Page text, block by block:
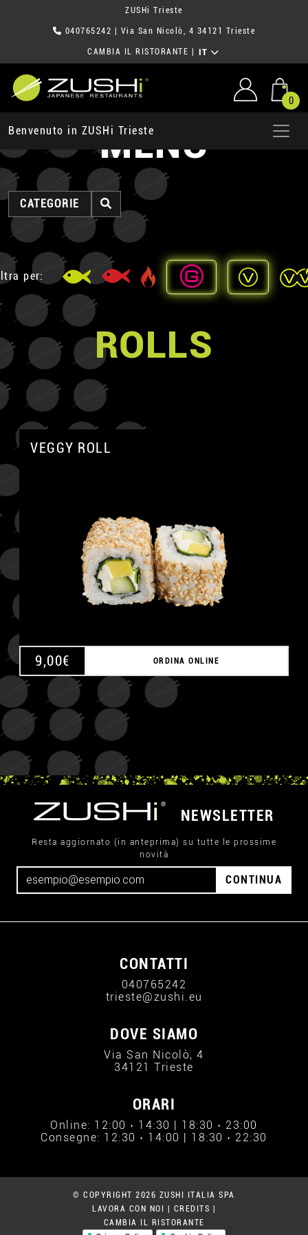
ZUSHi Trieste
040765242 | Via San Nicolò, 4 34121 Trieste
CAMBIA IL RISTORANTE IT
0
Benvenuto in ZUSHi TriesteMENU
CATEGORIE
per:
ROLLS
VEGGY ROLL
9,00€ ORDINA ONLINE
NEWSLETTER
Resta aggiornato (in anteprima) su tutte le prossime
novità
CONTINUA
CONTATTI
040765242
trieste@zushi.eu
DOVE SIAMO
Via San Nicolò, 4
34121 Trieste
ORARI
Online: 12:00 › 14:30 | 18:30 › 23:00
Consegne: 12:30 › 14:00 | 18:30 › 22:30
© COPYRIGHT 2026 ZUSHI ITALIA SPA
LAVORA CON NOI
CREDITS
CAMBIA IL RISTORANTE